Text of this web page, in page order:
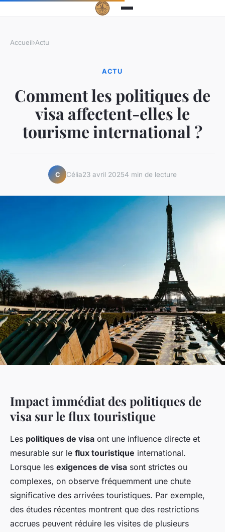
Accueil›Actu
ACTU
Comment les politiques de
visa affectent-elles le
tourisme international ?
C Célia23 avril 20254 min de lecture
Impact immédiat des politiques de
visa sur le flux touristique
Les politiques de visa ont une influence directe et
mesurable sur le flux touristique international.
Lorsque les exigences de visa sont strictes ou
complexes, on observe fréquemment une chute
significative des arrivées touristiques. Par exemple,
des études récentes montrent que des restrictions
accrues peuvent réduire les visites de plusieurs